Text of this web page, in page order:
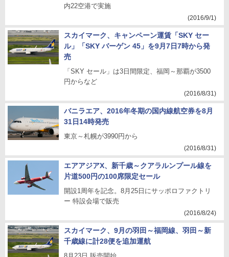
内22空港で実施
(2016/9/1)
スカイマーク、キャンペーン運賃「SKY セー
ル」「SKY バーゲン 45」を9月7日7時から発
売
「SKY セール」は3日間限定、福岡～那覇が3500
円からなど
(2016/8/31)
バニラエア、2016年冬期の国内線航空券を8月
31日14時発売
東京～札幌が3990円から
(2016/8/31)
エアアジアX、新千歳～クアラルンプール線を
片道500円の100席限定セール
開設1周年を記念。8月25日にサッポロファクトリ
ー 特設会場で販売
(2016/8/24)
スカイマーク、9月の羽田～福岡線、羽田～新
千歳線に計28便を追加運航